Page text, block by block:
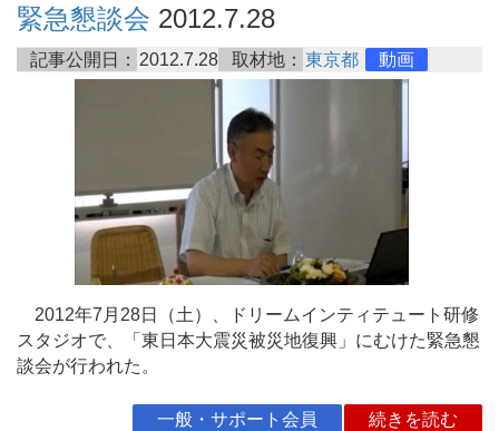
緊急懇談会 2012.7.28
記事公開日： 2012.7.28 取材地： 東京都 動画
2012年7月28日（土）、ドリームインティテュート研修
スタジオで、「東日本大震災被災地復興」にむけた緊急懇
談会が行われた。
一般・サポート会員 続きを読む